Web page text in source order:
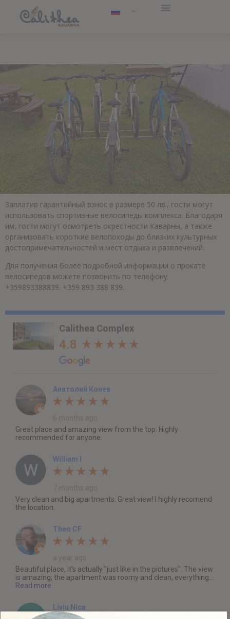
Заплатив гарантийный взнос в размере 50 лв., гости могут
использовать спортивные велосипеды комплекса. Благодаря
им, гости могут осмотреть окрестности Каварны, а также
организовать короткие велопоходы до близких культурных
достопримечательностей и мест отдыха и развлечений.
Для получения более подробной информации о прокате
велосипедов можете позвонить по телефону
+359893388839. +359 893 388 839.
Calithea Complex
4.8
Анатолий Конев
Great place and amazing view from the top. Highly
recommended for anyone.
William I
Very clean and big apartments. Great view! I highly recomend
the location.
Theo CF
Beautiful place, it's actually "just like in the pictures". The view
is amazing, the apartment was roomy and clean, everything...
Read more
Liviu Nica